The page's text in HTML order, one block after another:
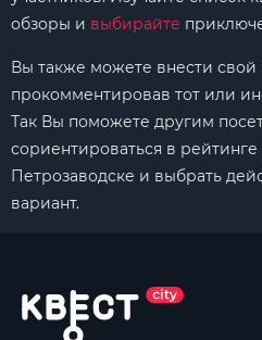
обзоры и выбирайте
Вы также можете внести свой
прокомментировав тот или
Так Вы поможете другим
сориентироваться в
Петрозаводске и выбрать
вариант.